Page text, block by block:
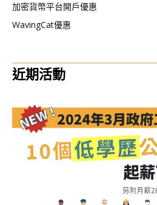
加密貨幣平台開戶優惠
WavingCat優惠
近期活動